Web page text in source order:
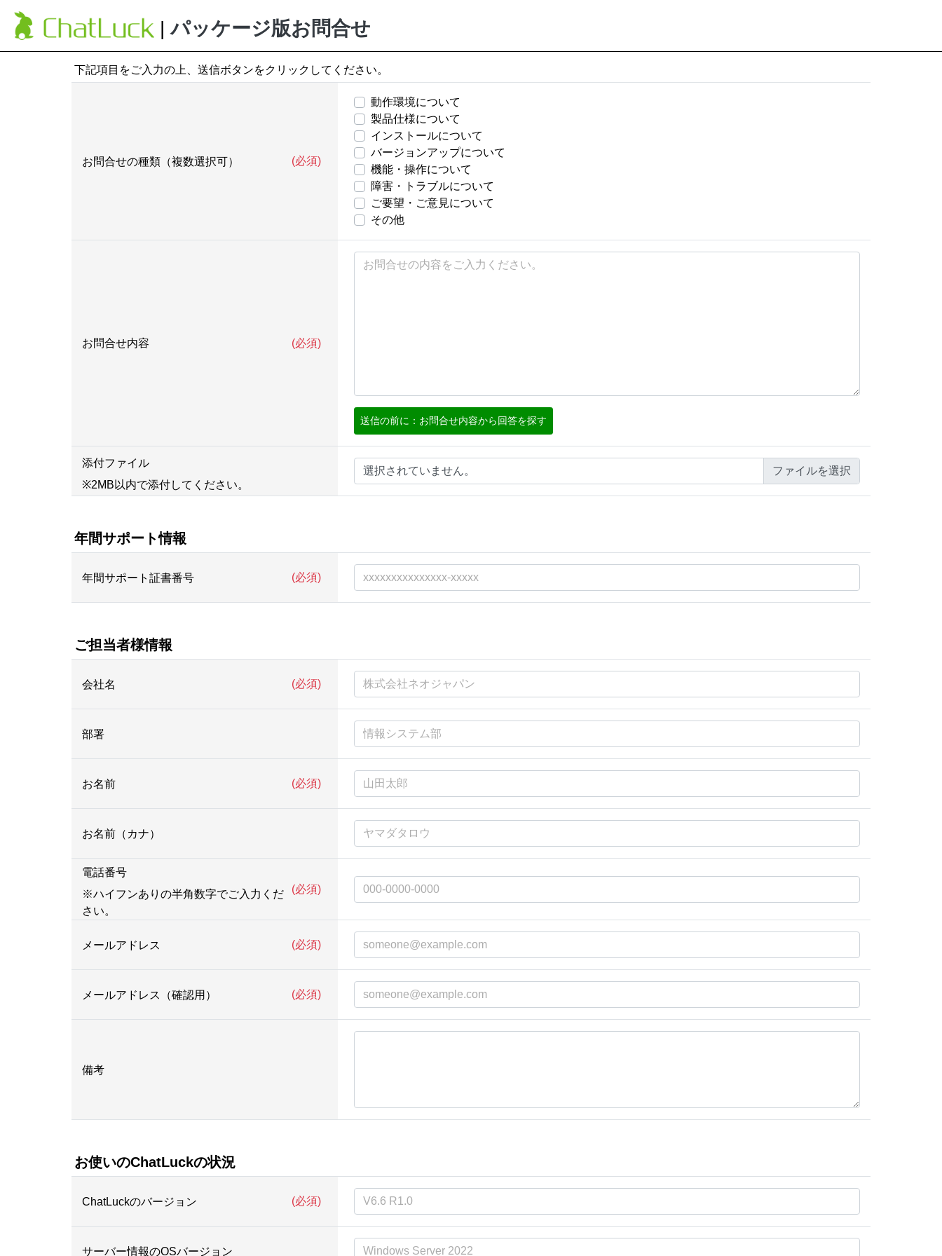
| パッケージ版お問合せ
下記項目をご入力の上、送信ボタンをクリックしてください。
お問合せの種類（複数選択可） (必須)
動作環境について
製品仕様について
インストールについて
バージョンアップについて
機能・操作について
障害・トラブルについて
ご要望・ご意見について
その他
お問合せ内容 (必須)
送信の前に：お問合せ内容から回答を探す
添付ファイル
※2MB以内で添付してください。
選択されていません。
年間サポート情報
年間サポート証書番号 (必須)
ご担当者様情報
会社名 (必須)
部署
お名前 (必須)
お名前（カナ）
電話番号
※ハイフンありの半角数字でご入力くだ
さい。
(必須)
メールアドレス (必須)
メールアドレス（確認用） (必須)
備考
お使いのChatLuckの状況
ChatLuckのバージョン (必須)
サーバー情報のOSバージョン